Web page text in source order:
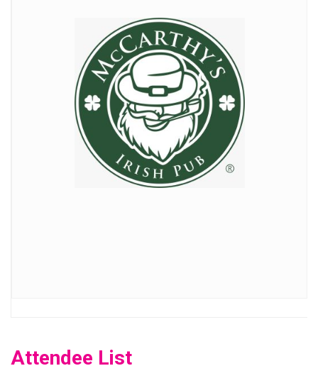
Attendee List